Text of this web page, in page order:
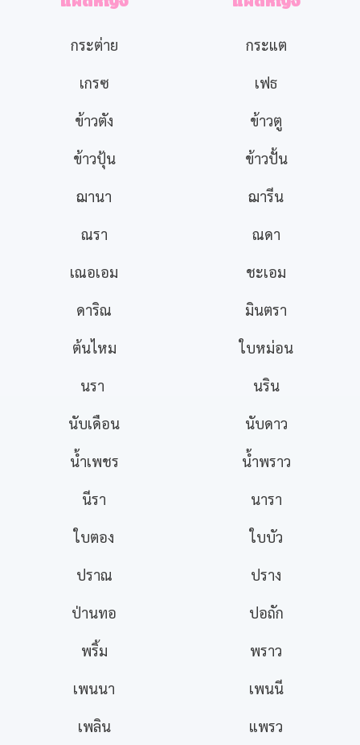
กระต่าย
เกรซ
ข้าวตัง
ข้าวปุ้น
ฌานา
ณรา
เณอเอม
ดาริณ
ต้นไหม
นรา
นับเดือน
น้ำเพชร
นีรา
ใบตอง
ปราณ
ป่านทอ
พริ้ม
เพนนา
เพลิน
กระแต
เฟธ
ข้าวตู
ข้าวปั้น
ฌารีน
ณดา
ชะเอม
มินตรา
ใบหม่อน
นริน
นับดาว
น้ำพราว
นารา
ใบบัว
ปราง
ปอถัก
พราว
เพนนี
แพรว